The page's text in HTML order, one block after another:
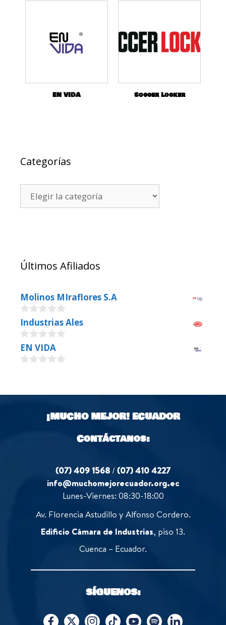
EN VIDA Soccer Locker
Categorías
Últimos Afiliados
Molinos MIraflores S.A
0
o
u
t
o
f
Industrias Ales
0
o
u
5
EN VIDA
t
¡MUCHO MEJOR!ECUADOR
Contáctanos:
(07) 409 1568 /(07) 410 4227
info@muchomejorecuador.org.ec
Lunes-Viernes: 08:30-18:00
Av. Florencia Astudillo y Alfonso Cordero.
Edificio Cámara de Industrias, piso 13.
Cuenca – Ecuador.
SÍGUENOS: